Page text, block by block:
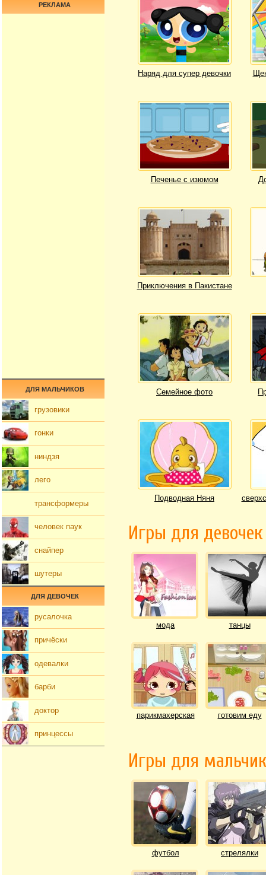
Наряд для супер девочки
Печенье с изюмом
Приключения в Пакистане
Семейное фото
Подводная Няня
Игры для девочек
мода танцы
парикмахерская готовим еду
Игры для
футбол стрелялки
РЕКЛАМА
ДЛЯ МАЛЬЧИКОВ
грузовики
гонки
ниндзя
лего
трансформеры
человек паук
снайпер
шутеры
ДЛЯ ДЕВОЧЕК
русалочка
причёски
одевалки
барби
доктор
принцессы